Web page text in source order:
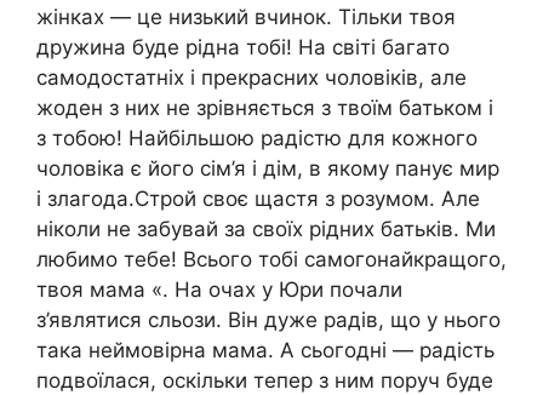
жінках — це низький вчинок. Тільки твоя
дружина буде рідна тобі! На світі багато
самодостатніх і прекрасних чоловіків, але
жоден з них не зрівняється з твоїм батьком і
з тобою! Найбільшою радістю для кожного
чоловіка є його сім’я і дім, в якому панує мир
і злагода.Строй своє щастя з розумом. Але
ніколи не забувай за своїх рідних батьків. Ми
любимо тебе! Всього тобі самогонайкращого,
твоя мама «. На очах у Юри почали
з’являтися сльози. Він дуже радів, що у нього
така неймовірна мама. А сьогодні — радість
подвоїлася, оскільки тепер з ним поруч буде